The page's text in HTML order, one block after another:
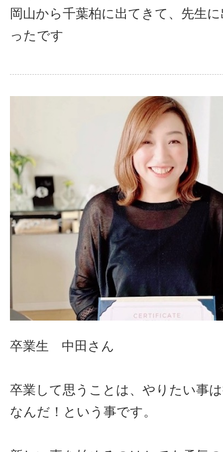
岡山から千葉柏に出てきて、先生
ったです
卒業生 中田さん
卒業して思うことは、やりたい事
なんだ！という事です。